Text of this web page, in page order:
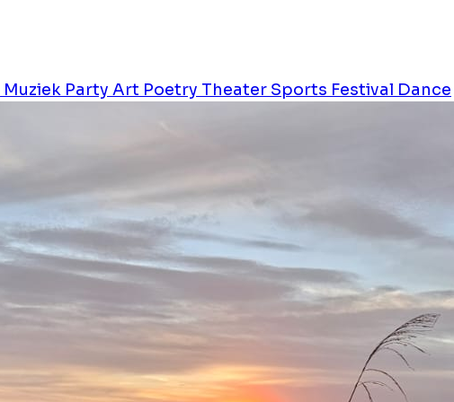
Muziek Party Art Poetry Theater Sports Festival Dance